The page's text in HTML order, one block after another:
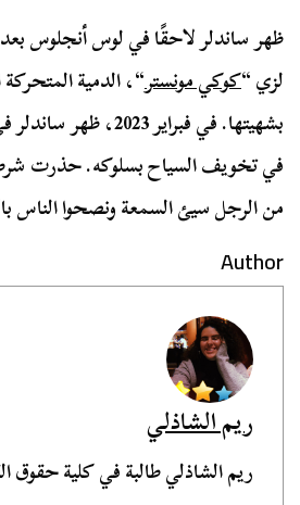
ظهر ساندلر لاحقًا في لوس أنجلوس
لزي “كوكي مونستر“، الدمية
بشهيتها. في فبراير
في تخويف السياح بسلوكه. حذرت
من الرجل سيئ السمعة ونصحوا الناس
Author
ريم الشاذلي
ريم الشاذلي طالبة في كلية حقوق